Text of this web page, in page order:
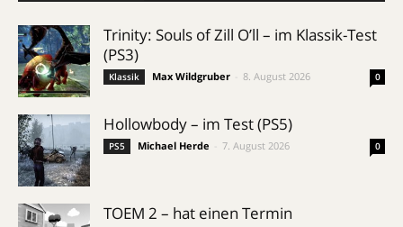
Trinity: Souls of Zill O’ll – im Klassik-Test
(PS3)
Klassik Max Wildgruber 8. August 2026 0
Hollowbody – im Test (PS5)
PS5 Michael Herde 7. August 2026 0
TOEM 2 – hat einen Termin